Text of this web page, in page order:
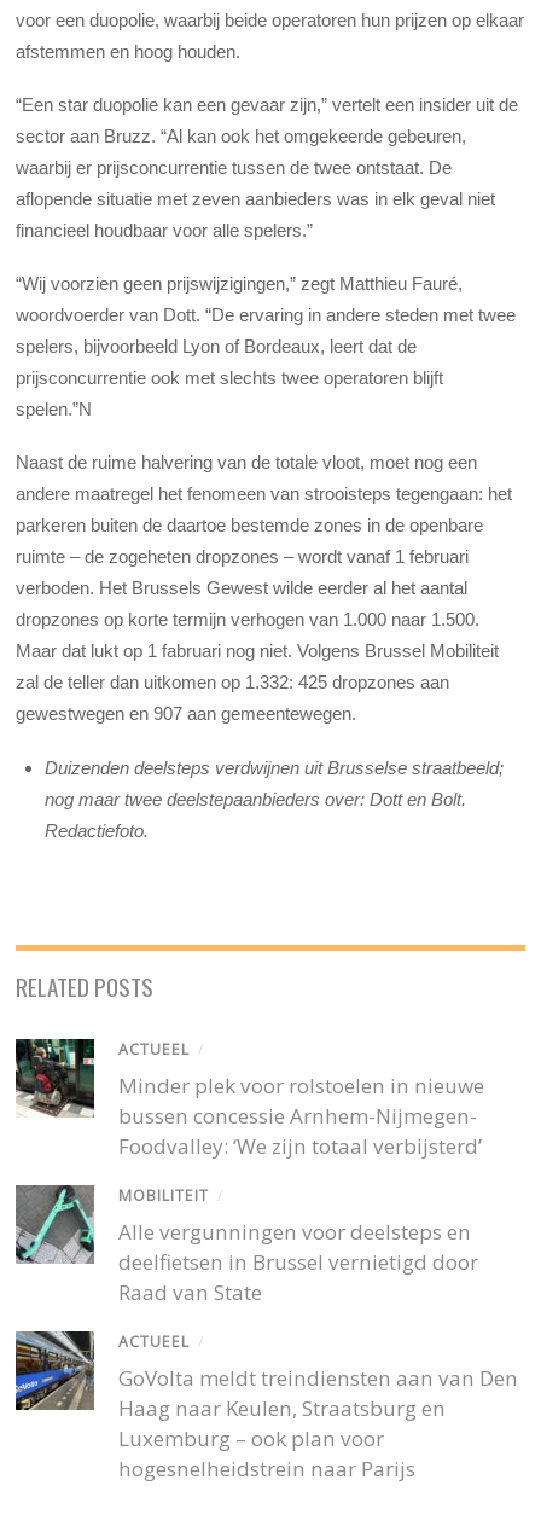
voor een duopolie, waarbij beide operatoren hun prijzen op elkaar
afstemmen en hoog houden.
“Een star duopolie kan een gevaar zijn,” vertelt een insider uit de
sector aan Bruzz. “Al kan ook het omgekeerde gebeuren,
waarbij er prijsconcurrentie tussen de twee ontstaat. De
aflopende situatie met zeven aanbieders was in elk geval niet
financieel houdbaar voor alle spelers.”
“Wij voorzien geen prijswijzigingen,” zegt Matthieu Fauré,
woordvoerder van Dott. “De ervaring in andere steden met twee
spelers, bijvoorbeeld Lyon of Bordeaux, leert dat de
prijsconcurrentie ook met slechts twee operatoren blijft
spelen.”N
Naast de ruime halvering van de totale vloot, moet nog een
andere maatregel het fenomeen van strooisteps tegengaan: het
parkeren buiten de daartoe bestemde zones in de openbare
ruimte – de zogeheten dropzones – wordt vanaf 1 februari
verboden. Het Brussels Gewest wilde eerder al het aantal
dropzones op korte termijn verhogen van 1.000 naar 1.500.
Maar dat lukt op 1 fabruari nog niet. Volgens Brussel Mobiliteit
zal de teller dan uitkomen op 1.332: 425 dropzones aan
gewestwegen en 907 aan gemeentewegen.
Duizenden deelsteps verdwijnen uit Brusselse straatbeeld;
nog maar twee deelstepaanbieders over: Dott en Bolt.
Redactiefoto.
RELATED POSTS
ACTUEEL /
Minder plek voor rolstoelen in nieuwe
bussen concessie Arnhem-Nijmegen-
Foodvalley: ‘We zijn totaal verbijsterd’
MOBILITEIT /
Alle vergunningen voor deelsteps en
deelfietsen in Brussel vernietigd door
Raad van State
ACTUEEL /
GoVolta meldt treindiensten aan van Den
Haag naar Keulen, Straatsburg en
Luxemburg – ook plan voor
hogesnelheidstrein naar Parijs